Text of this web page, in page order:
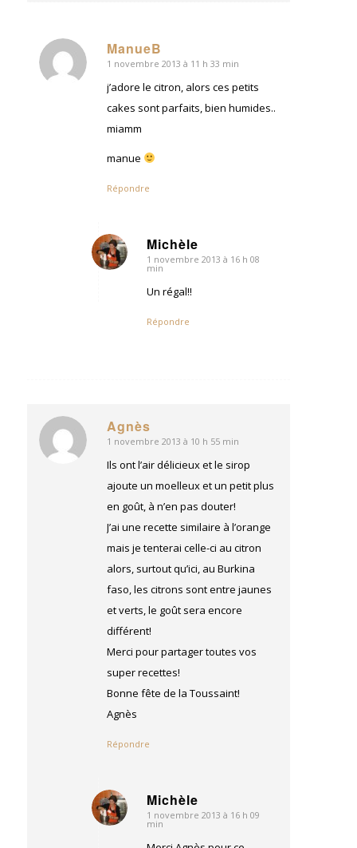
ManueB
dit
:
1 novembre 2013 à 11 h 33 min
j’adore le citron, alors ces petits
cakes sont parfaits, bien humides..
miamm
manue
Répondre
Michèle
dit
1 novembre 2013 à 16 h 08
min
Un régal!!
Répondre
Agnès
dit
:
1 novembre 2013 à 10 h 55 min
Ils ont l’air délicieux et le sirop
ajoute un moelleux et un petit plus
en goût, à n’en pas douter!
J’ai une recette similaire à l’orange
mais je tenterai celle-ci au citron
alors, surtout qu’ici, au Burkina
faso, les citrons sont entre jaunes
et verts, le goût sera encore
différent!
Merci pour partager toutes vos
super recettes!
Bonne fête de la Toussaint!
Agnès
Répondre
Michèle
dit
1 novembre 2013 à 16 h 09
min